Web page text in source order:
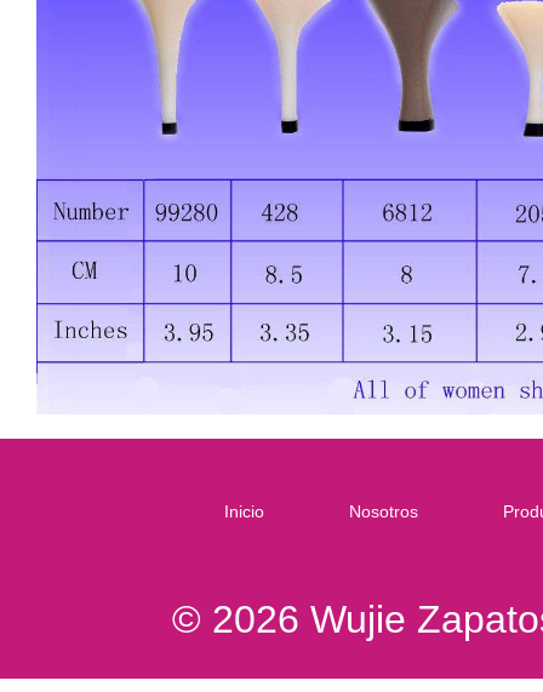
Inicio Nosotros
© 2026 Wujie